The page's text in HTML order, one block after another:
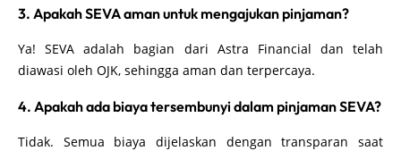
3. Apakah SEVA aman untuk mengajukan pinjaman?
Ya! SEVA adalah bagian dari Astra Financial dan telah
diawasi oleh OJK, sehingga aman dan terpercaya.
4. Apakah ada biaya tersembunyi dalam pinjaman SEVA?
Tidak. Semua biaya dijelaskan dengan transparan saat